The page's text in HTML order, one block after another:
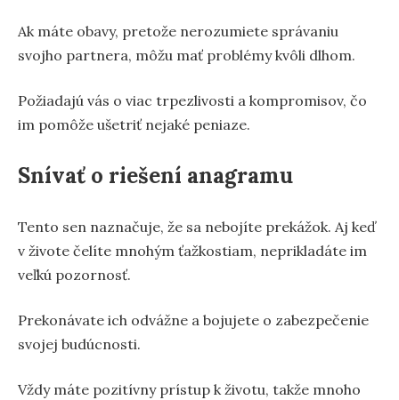
Ak máte obavy, pretože nerozumiete správaniu
svojho partnera, môžu mať problémy kvôli dlhom.
Požiadajú vás o viac trpezlivosti a kompromisov, čo
im pomôže ušetriť nejaké peniaze.
Snívať o riešení anagramu
Tento sen naznačuje, že sa nebojíte prekážok. Aj keď
v živote čelíte mnohým ťažkostiam, neprikladáte im
veľkú pozornosť.
Prekonávate ich odvážne a bojujete o zabezpečenie
svojej budúcnosti.
Vždy máte pozitívny prístup k životu, takže mnoho